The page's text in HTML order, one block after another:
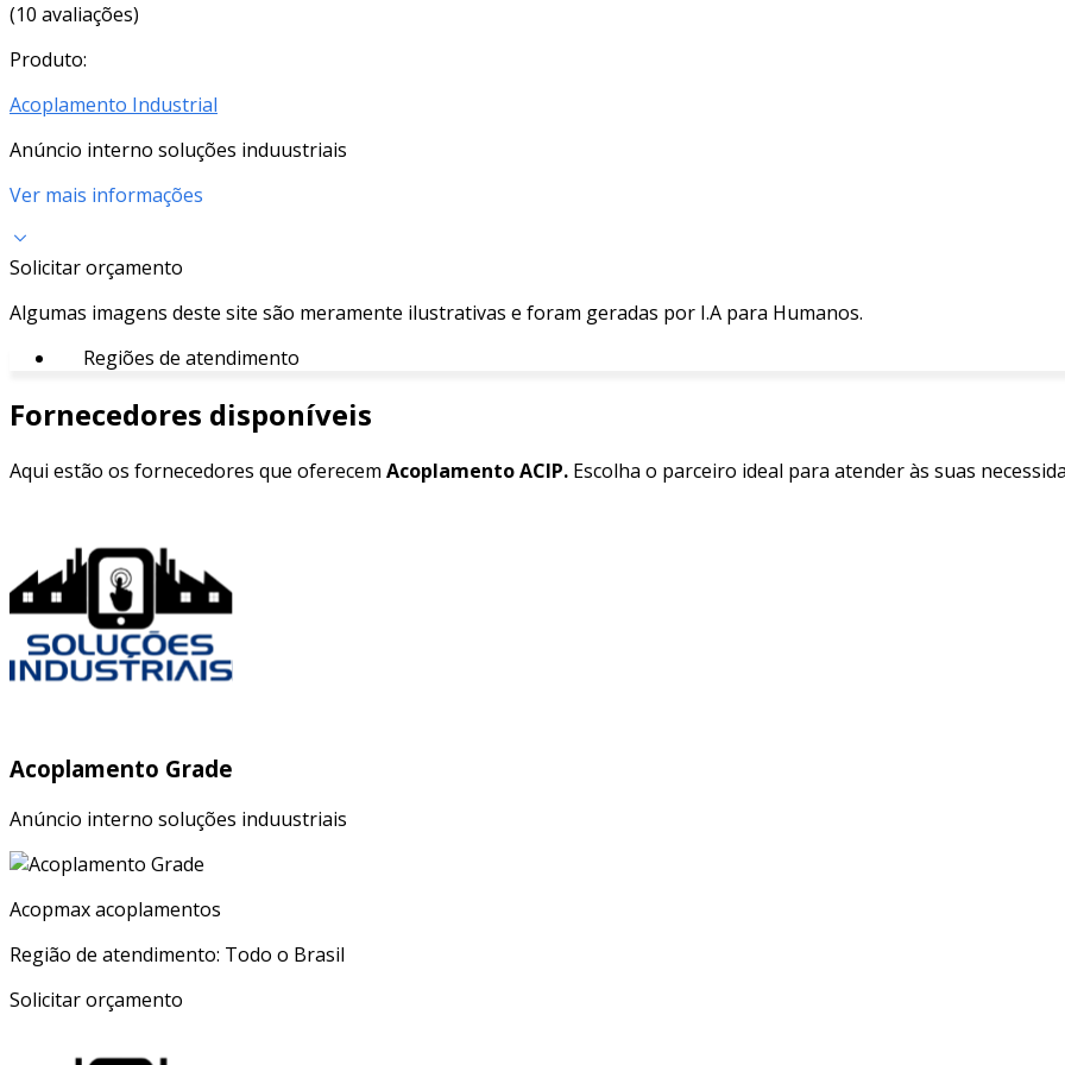
(10 avaliações)
Produto:
Acoplamento Industrial
Anúncio interno soluções induustriais
Ver mais informações
Solicitar orçamento
Algumas imagens deste site são meramente ilustrativas e foram geradas por I.A para Humanos.
Regiões de atendimento
Fornecedores disponíveis
Aqui estão os fornecedores que oferecem Acoplamento ACIP. Escolha o parceiro ideal para atender às suas
Acoplamento Grade
Anúncio interno soluções induustriais
Acopmax acoplamentos
Região de atendimento: Todo o Brasil
Solicitar orçamento